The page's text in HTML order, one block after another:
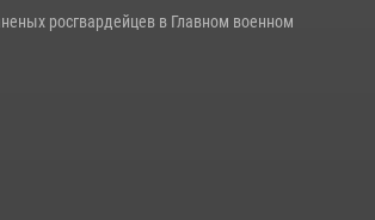
росгвардейцев в Главном военном